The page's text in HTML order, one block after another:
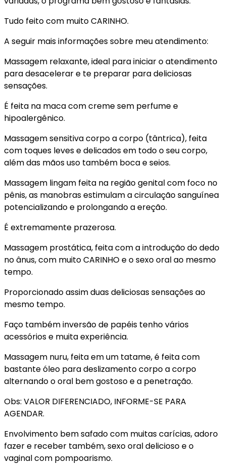
Tudo feito com muito CARINHO.
A seguir mais informações sobre meu atendimento:
Massagem relaxante, ideal para iniciar o atendimento
para desacelerar e te preparar para deliciosas
sensações.
É feita na maca com creme sem perfume e
hipoalergênico.
Massagem sensitiva corpo a corpo (tântrica), feita
com toques leves e delicados em todo o seu corpo,
além das mãos uso também boca e seios.
Massagem lingam feita na região genital com foco no
pênis, as manobras estimulam a circulação sanguínea
potencializando e prolongando a ereção.
É extremamente prazerosa.
Massagem prostática, feita com a introdução do dedo
no ânus, com muito CARINHO e o sexo oral ao mesmo
tempo.
Proporcionado assim duas deliciosas sensações ao
mesmo tempo.
Faço também inversão de papéis tenho vários
acessórios e muita experiência.
Massagem nuru, feita em um tatame, é feita com
bastante óleo para deslizamento corpo a corpo
alternando o oral bem gostoso e a penetração.
Obs: VALOR DIFERENCIADO, INFORME-SE PARA
AGENDAR.
Envolvimento bem safado com muitas carícias, adoro
fazer e receber também, sexo oral delicioso e o
vaginal com pompoarismo.